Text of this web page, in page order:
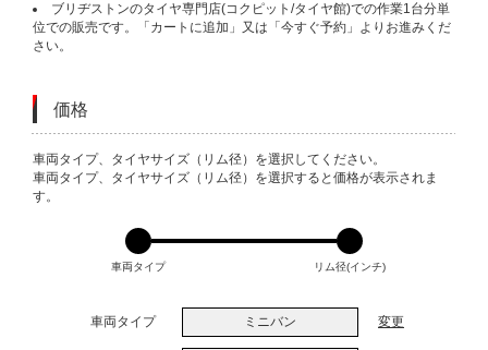
ブリヂストンのタイヤ専門店(コクピット/タイヤ館)での作業1台分単
位での販売です。「カートに追加」又は「今すぐ予約」よりお進みくだ
さい。
価格
VARIATIONS
車両タイプ、タイヤサイズ（リム径）を選択してください。
車両タイプ、タイヤサイズ（リム径）を選択すると価格が表示されま
す。
車両タイプ リム径(インチ)
車両タイプ ミニバン 変更